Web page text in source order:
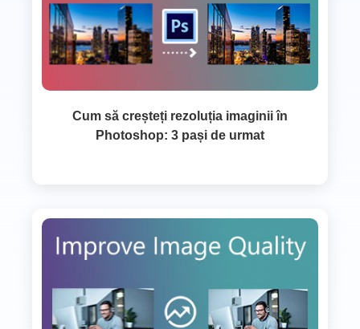
Cum să creșteți rezoluția imaginii în
Photoshop: 3 pași de urmat